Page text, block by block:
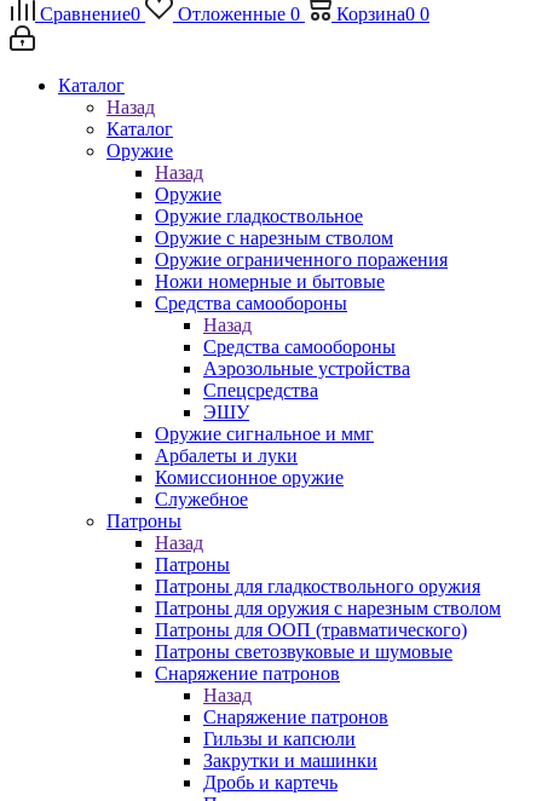
Сравнение0 Отложенные 0 Корзина0 0
Каталог
Назад
Каталог
Оружие
Назад
Оружие
Оружие гладкоствольное
Оружие с нарезным стволом
Оружие ограниченного поражения
Ножи номерные и бытовые
Средства самообороны
Назад
Средства самообороны
Аэрозольные устройства
Спецсредства
ЭШУ
Оружие сигнальное и ммг
Арбалеты и луки
Комиссионное оружие
Служебное
Патроны
Назад
Патроны
Патроны для гладкоствольного оружия
Патроны для оружия с нарезным стволом
Патроны для ООП (травматического)
Патроны светозвуковые и шумовые
Снаряжение патронов
Назад
Снаряжение патронов
Гильзы и капсюли
Закрутки и машинки
Дробь и картечь